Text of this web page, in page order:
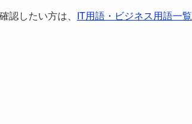
認したい方は、 IT用語・ビジネス用語一覧